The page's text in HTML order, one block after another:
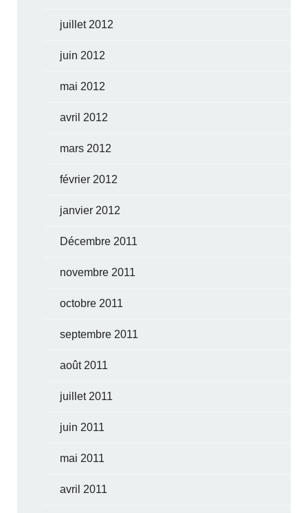
juillet 2012
juin 2012
mai 2012
avril 2012
mars 2012
février 2012
janvier 2012
Décembre 2011
novembre 2011
octobre 2011
septembre 2011
août 2011
juillet 2011
juin 2011
mai 2011
avril 2011